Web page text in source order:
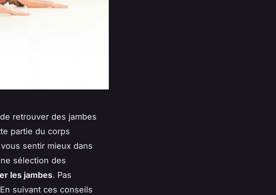
retrouver des jambes
partie du corps
sentir mieux dans
sélection des
les jambes. Pas
suivant ces conseils